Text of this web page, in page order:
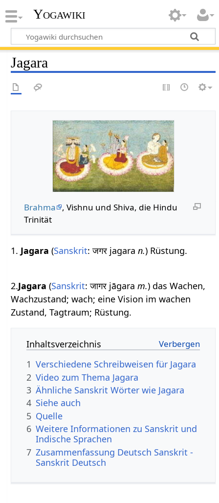
Yogawiki
Jagara
Brahma
, Vishnu und Shiva, die Hindu
Trinität
1. Jagara (Sanskrit: जगर jagaran.) Rüstung.
2.Jagara (Sanskrit: जागर jāgaram.) das Wachen,
Wachzustand; wach; eine Vision im wachen
Zustand, Tagtraum; Rüstung.
Inhaltsverzeichnis
1 Verschiedene Schreibweisen für Jagara
2 Video zum Thema Jagara
3 Ähnliche Sanskrit Wörter wie Jagara
4 Siehe auch
5 Quelle
6 Weitere Informationen zu Sanskrit und
Indische Sprachen
7 Zusammenfassung Deutsch Sanskrit -
Sanskrit Deutsch